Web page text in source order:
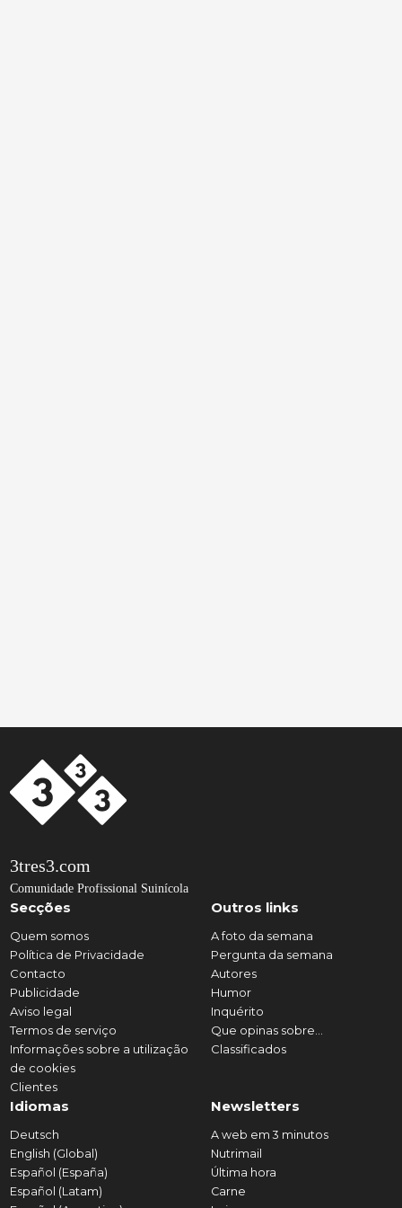
3tres3.com
Comunidade Profissional Suinícola
Secções
Quem somos
Política de Privacidade
Contacto
Publicidade
Aviso legal
Termos de serviço
Informações sobre a utilização
de cookies
Clientes
Outros links
A foto da semana
Pergunta da semana
Autores
Humor
Inquérito
Que opinas sobre...
Classificados
Idiomas
Deutsch
English (Global)
Español (España)
Español (Latam)
Newsletters
A web em 3 minutos
Nutrimail
Última hora
Carne